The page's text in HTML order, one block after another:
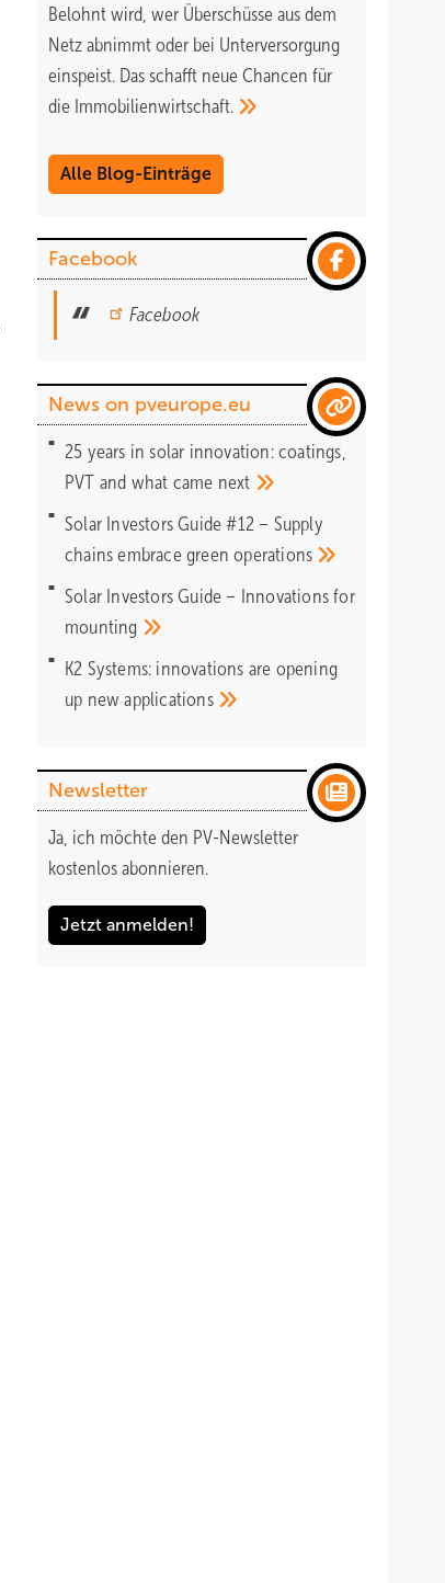
Belohnt wird, wer Überschüsse aus dem
Netz abnimmt oder bei Unterversorgung
einspeist. Das schafft neue Chancen für
die Immobilienwirtschaft.
Alle Blog-Einträge
Facebook
Facebook
News on pveurope.eu
25 years in solar innovation: coatings,
PVT and what came next
Solar Investors Guide #12 – Supply
chains embrace greenoperations
Solar Investors Guide – Innovations for
mounting
K2 Systems: innovations are opening
up newapplications
Newsletter
Ja, ich möchte den PV-Newsletter
kostenlos abonnieren.
Jetzt anmelden!